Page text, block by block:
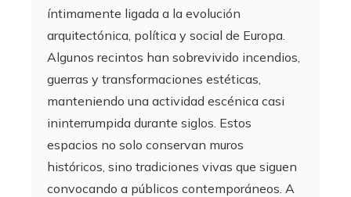
íntimamente ligada a la evolución
arquitectónica, política y social de Europa.
Algunos recintos han sobrevivido incendios,
guerras y transformaciones estéticas,
manteniendo una actividad escénica casi
ininterrumpida durante siglos. Estos
espacios no solo conservan muros
históricos, sino tradiciones vivas que siguen
convocando a públicos contemporáneos. A